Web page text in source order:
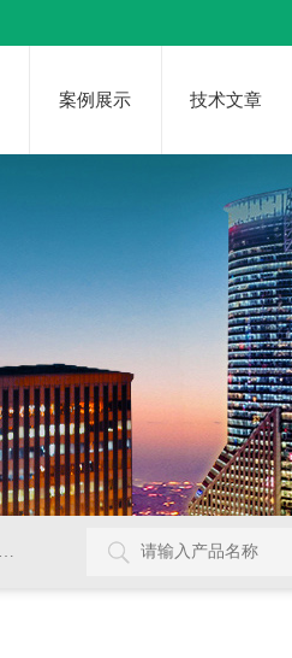
案例展示 技术文章